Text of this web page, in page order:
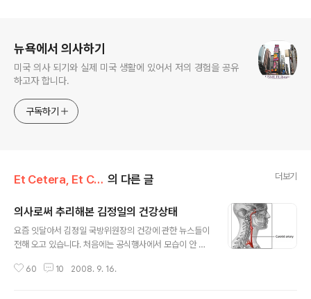
뉴욕에서 의사하기
미국 의사 되기와 실제 미국 생활에 있어서 저의 경험을 공유
하고자 합니다.
구독하기
Et Cetera, Et Cetera, Et Cetera 의 다른 글 더보기
의사로써 추리해본 김정일의 건강상태
요즘 잇달아서 김정일 국방위원장의 건강에 관한 뉴스들이
전해 오고 있습니다. 처음에는 공식행사에서 모습이 안 보
위원장이 뇌졸중(중풍)에 걸렸음을 확인해주는 구체적인
60 10 2008. 9. 16.